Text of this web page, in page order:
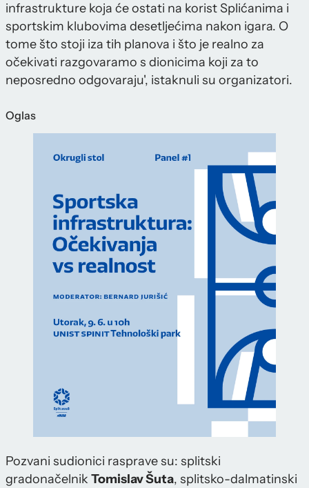
infrastrukture koja će ostati na korist Splićanima i
sportskim klubovima desetljećima nakon igara. O
tome što stoji iza tih planova i što je realno za
očekivati razgovaramo s dionicima koji za to
neposredno odgovaraju', istaknuli su organizatori.
Oglas
Pozvani sudionici rasprave su: splitski
gradonačelnik Tomislav Šuta, splitsko-dalmatinski